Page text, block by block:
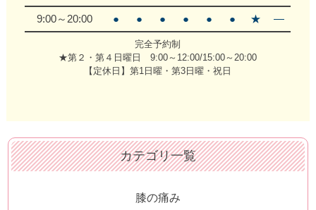
9:00～20:00 ● ● ● ● ● ● ★ ―
完全予約制
★第２・第４日曜日 9:00～12:00/15:00～20:00
【定休日】第1日曜・第3日曜・祝日
カテゴリ一覧
膝の痛み